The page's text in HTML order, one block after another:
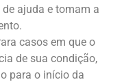
ajuda e tomam a
casos em que o
de sua condição,
para o início da